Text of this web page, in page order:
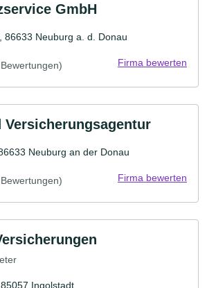
GmbH
86633 Neuburg a. d. Donau
Firma bewerten
Versicherungsagentur
Neuburg an der Donau
Firma bewerten
Ingolstadt